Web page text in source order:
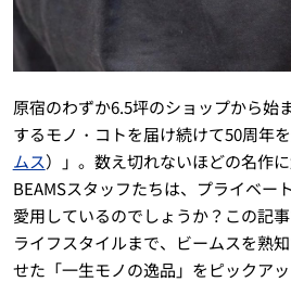
原宿のわずか6.5坪のショップから始
するモノ・コトを届け続けて50周年
ムス）」。数え切れないほどの名作
BEAMSスタッフたちは、プライベー
愛用しているのでしょうか？この記
ライフスタイルまで、ビームスを熟
せた「一生モノの逸品」をピックア